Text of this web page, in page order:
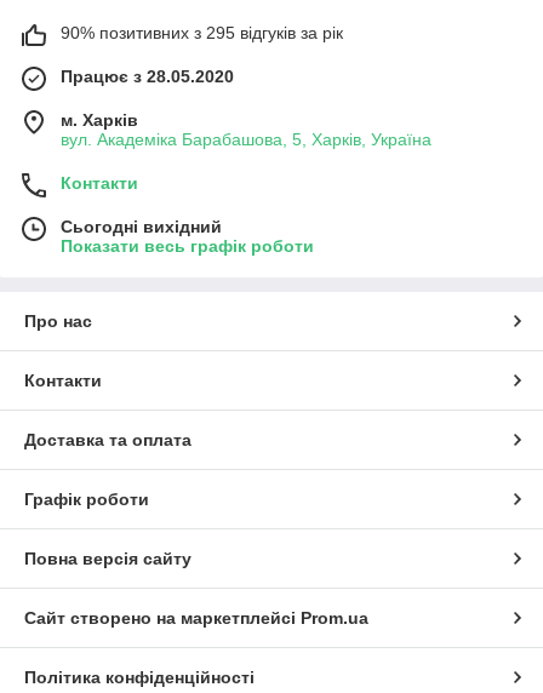
90% позитивних з 295 відгуків за рік
Працює з 28.05.2020
м. Харків
вул. Академіка Барабашова, 5, Харків, Україна
Контакти
Сьогодні вихідний
Показати весь графік роботи
Про нас
Контакти
Доставка та оплата
Графік роботи
Повна версія сайту
Сайт створено на маркетплейсі Prom.ua
Політика конфіденційності